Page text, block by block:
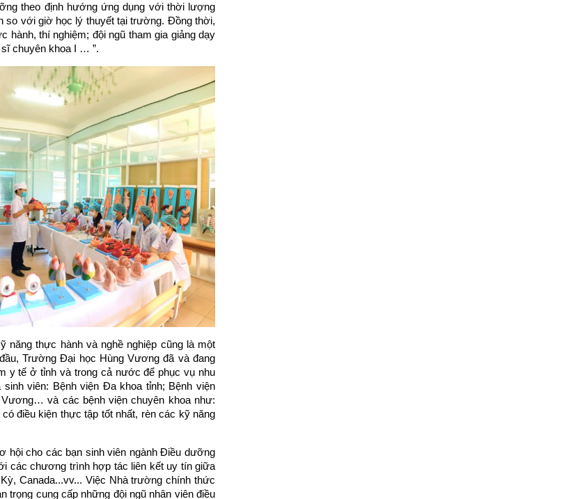
theo định hướng ứng dụng với thời lượng
so với giờ học lý thuyết tại trường. Đồng thời,
hành, thí nghiệm; đội ngũ tham gia giảng dạy
chuyên khoa I … ”.
năng thực hành và nghề nghiệp cũng là một
Trường Đại học Hùng Vương đã và đang
y tế ở tỉnh và trong cả nước để phục vụ nhu
viên: Bệnh viện Đa khoa tỉnh; Bệnh viện
và các bệnh viện chuyên khoa như:
điều kiện thực tập tốt nhất, rèn các kỹ năng
hội cho các bạn sinh viên ngành Điều dưỡng
các chương trình hợp tác liên kết uy tín giữa
Canada...vv... Việc Nhà trường chính thức
trọng cung cấp những đội ngũ nhân viên điều